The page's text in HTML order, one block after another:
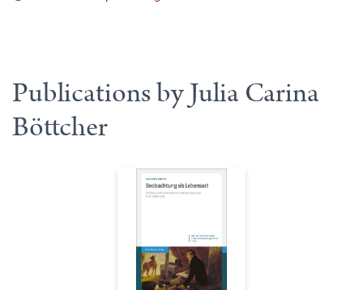
Publications by Julia Carina
Böttcher